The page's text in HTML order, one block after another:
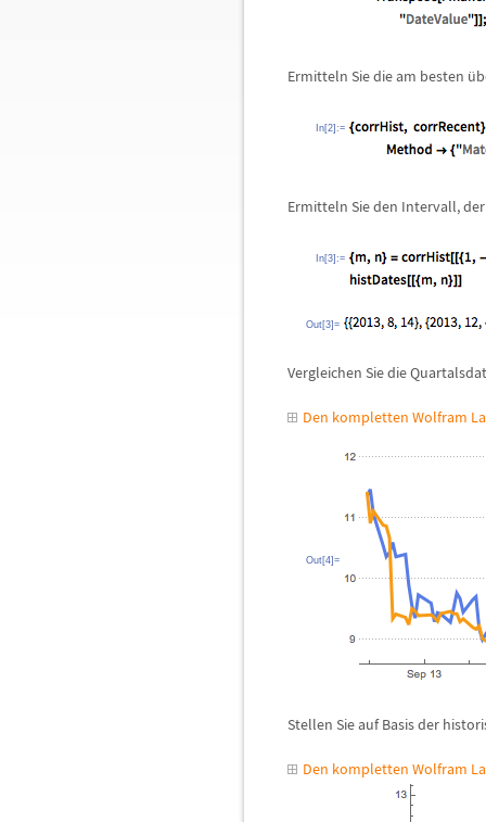
Ermitteln Sie die am besten ü
In[2]:=
Ermitteln Sie den Intervall,
In[3]:=
Out[3]=
Vergleichen Sie die
Den kompletten Wolfram
Out[4]=
Stellen Sie auf Basis der
Den kompletten Wolfram